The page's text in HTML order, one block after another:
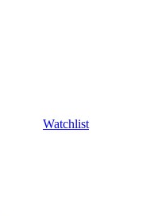
Watchlist